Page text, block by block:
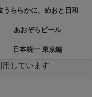
うららかに、めおと日和
あおぞらビール
日本統一 東京編
しています